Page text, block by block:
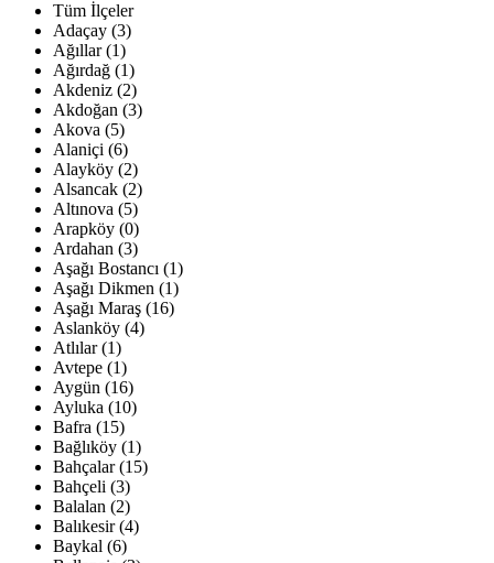
Tüm İlçeler
Adaçay (3)
Ağıllar (1)
Ağırdağ (1)
Akdeniz (2)
Akdoğan (3)
Akova (5)
Alaniçi (6)
Alayköy (2)
Alsancak (2)
Altınova (5)
Arapköy (0)
Ardahan (3)
Aşağı Bostancı (1)
Aşağı Dikmen (1)
Aşağı Maraş (16)
Aslanköy (4)
Atlılar (1)
Avtepe (1)
Aygün (16)
Ayluka (10)
Bafra (15)
Bağlıköy (1)
Bahçalar (15)
Bahçeli (3)
Balalan (2)
Balıkesir (4)
Baykal (6)